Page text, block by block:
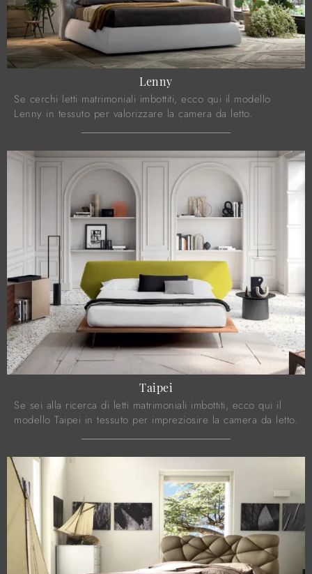
Lenny
Se cerchi letti matrimoniali imbottiti, ecco qui il modello
Lenny in tessuto per valorizzare la camera da letto.
Taipei
Se sei alla ricerca di letti matrimoniali imbottiti, ecco qui il
modello Taipei in tessuto per impreziosire la camera da letto.